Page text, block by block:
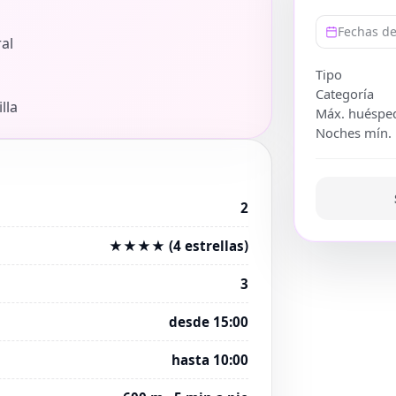
2
★★★★ (4 estrellas)
3
desde 15:00
hasta 10:00
Fechas
Tipo
Categoría
Máx.
Noches mín.